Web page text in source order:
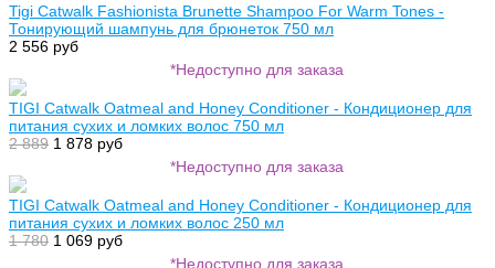
Tigi Catwalk Fashionista Brunette Shampoo For Warm Tones -
Тонирующий шампунь для брюнеток 750 мл
2 556 руб
*Недоступно для заказа
TIGI Catwalk Oatmeal and Honey Conditioner - Кондиционер для
питания сухих и ломких волос 750 мл
2 889 1 878 руб
*Недоступно для заказа
TIGI Catwalk Oatmeal and Honey Conditioner - Кондиционер для
питания сухих и ломких волос 250 мл
1 780 1 069 руб
*Недоступно для заказа